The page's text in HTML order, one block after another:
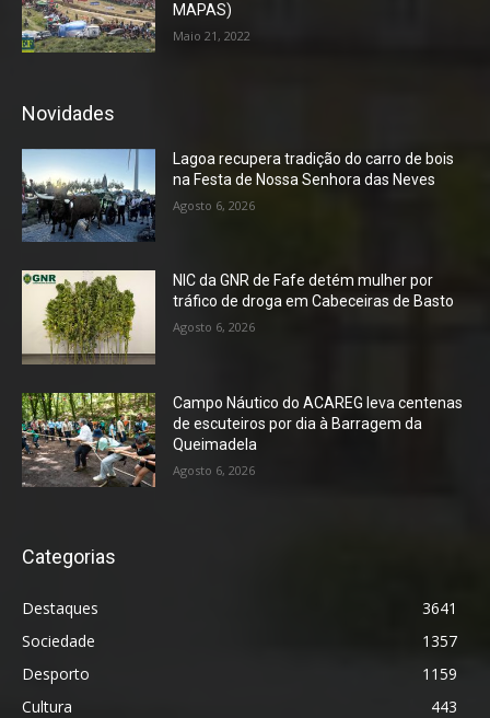
MAPAS)
Maio 21, 2022
Novidades
Lagoa recupera tradição do carro de bois
na Festa de Nossa Senhora das Neves
Agosto 6, 2026
NIC da GNR de Fafe detém mulher por
tráfico de droga em Cabeceiras de Basto
Agosto 6, 2026
Campo Náutico do ACAREG leva centenas
de escuteiros por dia à Barragem da
Queimadela
Agosto 6, 2026
Categorias
Destaques
3641
Sociedade
1357
Desporto
1159
Cultura
443